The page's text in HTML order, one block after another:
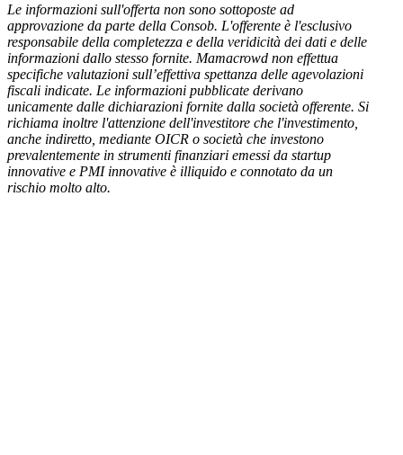
Le informazioni sull'offerta non sono sottoposte ad
approvazione da parte della Consob. L'offerente è l'esclusivo
responsabile della completezza e della veridicità dei dati e delle
informazioni dallo stesso fornite. Mamacrowd non effettua
specifiche valutazioni sull’effettiva spettanza delle agevolazioni
fiscali indicate. Le informazioni pubblicate derivano
unicamente dalle dichiarazioni fornite dalla società offerente. Si
richiama inoltre l'attenzione dell'investitore che l'investimento,
anche indiretto, mediante OICR o società che investono
prevalentemente in strumenti finanziari emessi da startup
innovative e PMI innovative è illiquido e connotato da un
rischio molto alto.